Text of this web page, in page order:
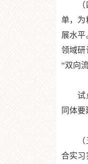
（四
单，为
展水
领域研
“双向
试点
同体
（五
合实习